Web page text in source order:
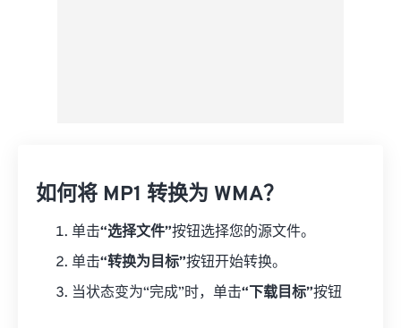
如何将 MP1 转换为 WMA？
单击“选择文件”按钮选择您的源文件。
单击“转换为目标”按钮开始转换。
当状态变为“完成”时，单击“下载目标”按钮